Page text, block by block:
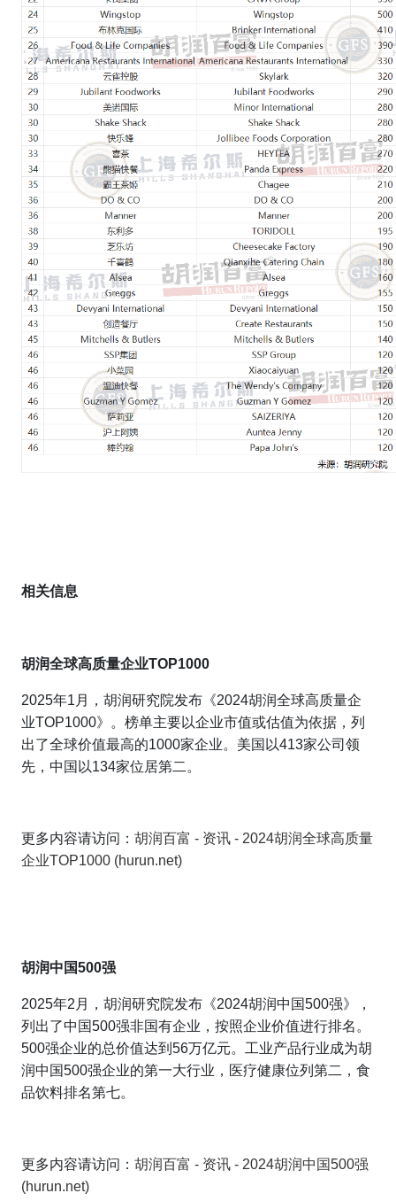
相关信息
胡润全球高质量企业TOP1000
2025年1月，胡润研究院发布《2024胡润全球高质量企
业TOP1000》。榜单主要以企业市值或估值为依据，列
出了全球价值最高的1000家企业。美国以413家公司领
先，中国以134家位居第二。
更多内容请访问： 胡润百富 - 资讯 - 2024胡润全球高质量
企业TOP1000 (hurun.net)
胡润中国500强
2025年2月，胡润研究院发布《2024胡润中国500强》，
列出了中国500强非国有企业，按照企业价值进行排名。
500强企业的总价值达到56万亿元。工业产品行业成为胡
润中国500强企业的第一大行业，医疗健康位列第二，食
品饮料排名第七。
更多内容请访问： 胡润百富 - 资讯 - 2024胡润中国500强
(hurun.net)